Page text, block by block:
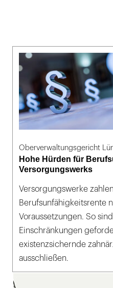
Oberverwaltungsgericht
Hohe Hürden für
Versorgungswerks
Versorgungswerke
Berufsunfähigkeitsrente
Voraussetzungen. So
Einschränkungen
existenzsichernde
ausschließen.